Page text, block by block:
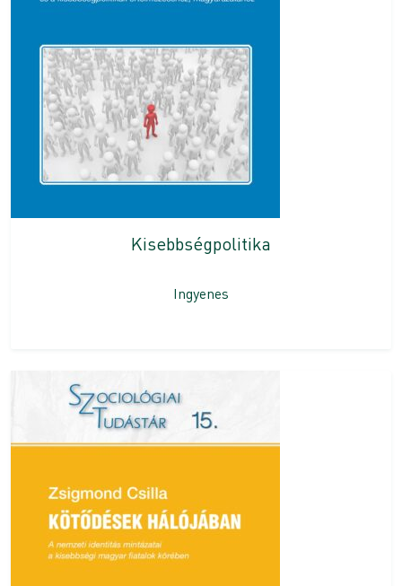
Kisebbségpolitika
Ingyenes